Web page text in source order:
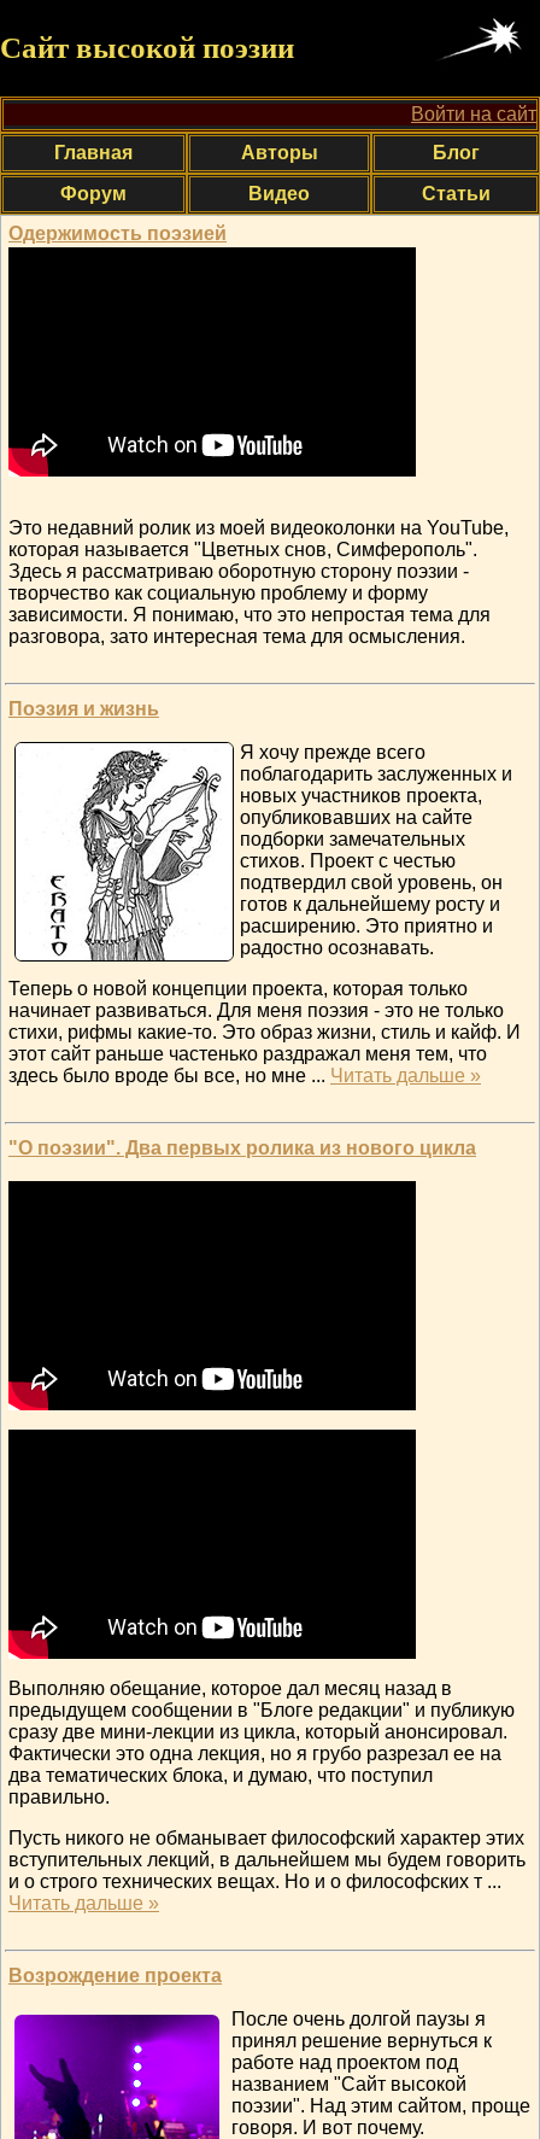
Сайт высокой поэзии
Войти на сайт
Главная
Авторы
Блог
Форум
Видео
Статьи
Одержимость поэзией
Это недавний ролик из моей видеоколонки на YouTube,
которая называется "Цветных снов, Симферополь".
Здесь я рассматриваю оборотную сторону поэзии -
творчество как социальную проблему и форму
зависимости. Я понимаю, что это непростая тема для
разговора, зато интересная тема для осмысления.
Поэзия и жизнь
Я хочу прежде всего
поблагодарить заслуженных и
новых участников проекта,
опубликовавших на сайте
подборки замечательных
стихов. Проект с честью
подтвердил свой уровень, он
готов к дальнейшему росту и
расширению. Это приятно и
радостно осознавать.
Теперь о новой концепции проекта, которая только
начинает развиваться. Для меня поэзия - это не только
стихи, рифмы какие-то. Это образ жизни, стиль и кайф. И
этот сайт раньше частенько раздражал меня тем, что
здесь было вроде бы все, но мне ... Читать дальше »
"О поэзии". Два первых ролика из нового цикла
Выполняю обещание, которое дал месяц назад в
предыдущем сообщении в "Блоге редакции" и публикую
сразу две мини-лекции из цикла, который анонсировал.
Фактически это одна лекция, но я грубо разрезал ее на
два тематических блока, и думаю, что поступил
правильно.
Пусть никого не обманывает философский характер этих
вступительных лекций, в дальнейшем мы будем говорить
и о строго технических вещах. Но и о философских т ...
Читать дальше »
Возрождение проекта
После очень долгой паузы я
принял решение вернуться к
работе над проектом под
названием "Сайт высокой
поэзии". Над этим сайтом, проще
говоря. И вот почему.